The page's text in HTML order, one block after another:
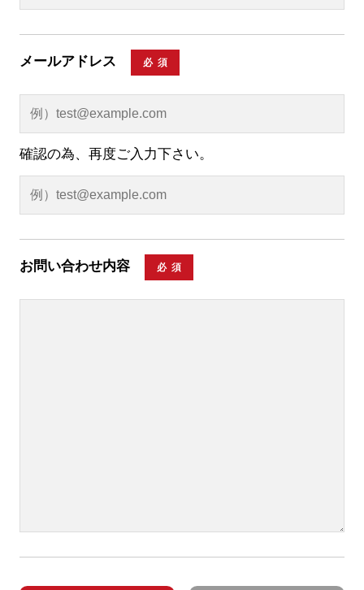
メールアドレス 必須
確認の為、再度ご入力下さい。
お問い合わせ内容 必須